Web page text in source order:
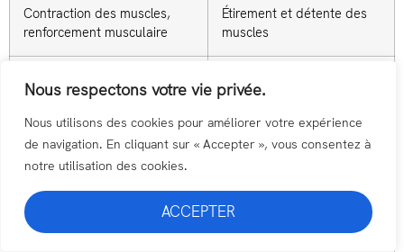
Nous respectons votre vie privée.
Nous utilisons des cookies pour améliorer votre expérience
de navigation. En cliquant sur « Accepter », vous consentez à
notre utilisation des cookies.
ACCEPTER
Contraction des muscles,
renforcement musculaire
Étirement et détente des
muscles
Nidra
Postures effectuées
rapidement
Postures tenues longtemps
Mouvement
(enchaînements), Danse
Immobilité (postures